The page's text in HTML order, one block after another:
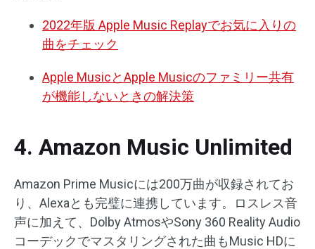
2022年版 Apple Music Replayでお気に入りの
曲をチェック
Apple MusicとApple Musicのファミリー共有
が機能しないときの解決策
4. Amazon Music Unlimited
Amazon Prime Musicには200万曲が収録されてお
り、Alexaとも完璧に連携しています。ロスレス音
声に加えて、Dolby AtmosやSony 360 Reality Audio
コーデックでマスタリングされた曲もMusic HDに